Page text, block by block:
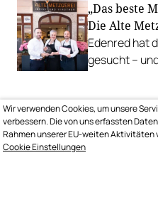
mit Cocktails,
„Das beste
Die Alte
Edenred hat
gesucht –
sich den
Herrenstraße.
Auf dem
Wir verwenden Cookies, um unsere
verbessern. Die von uns erfassten
Rahmen unserer EU-weiten Aktivitäten
Cookie Einstellungen